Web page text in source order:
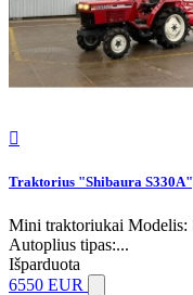

Traktorius "Shibaura
Mini traktoriukai Modelis:
Autoplius tipas:...
Išparduota
6550 EUR